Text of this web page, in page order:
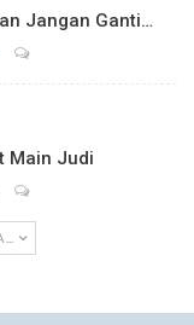
Jangan Ganti…
Main Judi